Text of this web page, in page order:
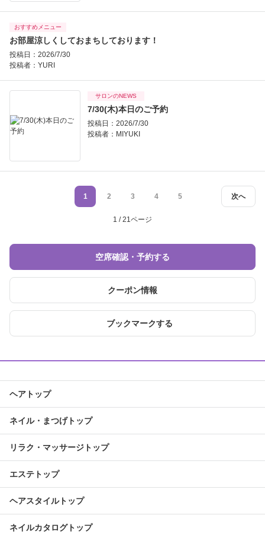
おすすめメニュー
お部屋涼しくしておまちしております！
投稿日：2026/7/30
投稿者： YURI
サロンのNEWS
7/30(木)本日のご予約
投稿日：2026/7/30
投稿者： MIYUKI
次へ
1 2 3 4 5
1 / 21ページ
空席確認・予約する
クーポン情報
ブックマークする
ヘアトップ
ネイル・まつげトップ
リラク・マッサージトップ
エステトップ
ヘアスタイルトップ
ネイルカタログトップ